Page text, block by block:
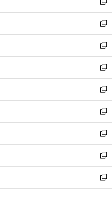
開
く
ド
ウ
で
開
く
い
ウ
ィ
ン
ド
ウ
で
開
く
新
し
い
ウ
ィ
ン
ド
ウ
で
開
く
新
し
い
ウ
ィ
ン
ド
ウ
で
開
く
新
し
い
ウ
ィ
ン
ド
ウ
で
開
く
新
し
い
ウ
ィ
ン
ド
ウ
で
開
く
新
し
い
ウ
ィ
ン
ド
ウ
で
開
新
し
い
ウ
ィ
ン
ド
ウ
新
し
い
ウ
ィ
ン
新
し
い
ウ
新
し